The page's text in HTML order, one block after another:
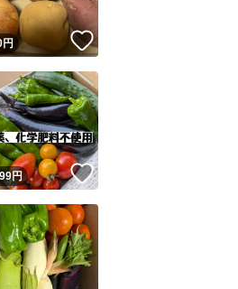
フリマの基準をクリアした安心・安全なユー
ユーザーはYahoo!フリマの取引を完了させた実
ユーザーは他フリマサービスでの取引実績があり
、発送を保証しているものではありません
ユーザーは高頻度で24時間以内＆設定した発送
止されています
です
出品ページへ
キャンセル
！
円 いいね！
！
円 いいね！